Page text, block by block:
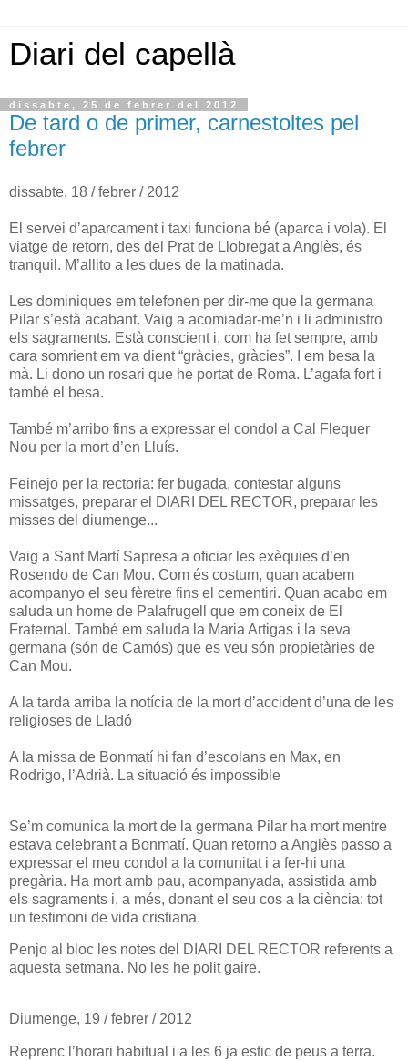
Diari del capellà
dissabte, 25 de febrer del 2012
De tard o de primer, carnestoltes pel
febrer
dissabte, 18 / febrer / 2012
El servei d’aparcament i taxi funciona bé (aparca i vola). El
viatge de retorn, des del Prat de Llobregat a Anglès, és
tranquil. M’allito a les dues de la matinada.
Les dominiques em telefonen per dir-me que la germana
Pilar s’està acabant. Vaig a acomiadar-me’n i li administro
els sagraments. Està conscient i, com ha fet sempre, amb
cara somrient em va dient “gràcies, gràcies”. I em besa la
mà. Li dono un rosari que he portat de Roma. L’agafa fort i
també el besa.
També m’arribo fins a expressar el condol a Cal Flequer
Nou per la mort d’en Lluís.
Feinejo per la rectoria: fer bugada, contestar alguns
missatges, preparar el DIARI DEL RECTOR, preparar les
misses del diumenge...
Vaig a Sant Martí Sapresa a oficiar les exèquies d’en
Rosendo de Can Mou. Com és costum, quan acabem
acompanyo el seu fèretre fins el cementiri. Quan acabo em
saluda un home de Palafrugell que em coneix de El
Fraternal. També em saluda la Maria Artigas i la seva
germana (són de Camós) que es veu són propietàries de
Can Mou.
A la tarda arriba la notícia de la mort d’accident d’una de les
religioses de Lladó
A la missa de Bonmatí hi fan d’escolans en Max, en
Rodrigo, l’Adrià. La situació és impossible
Se’m comunica la mort de la germana Pilar ha mort mentre
estava celebrant a Bonmatí. Quan retorno a Anglès passo a
expressar el meu condol a la comunitat i a fer-hi una
pregària. Ha mort amb pau, acompanyada, assistida amb
els sagraments i, a més, donant el seu cos a la ciència: tot
un testimoni de vida cristiana.
Penjo al bloc les notes del DIARI DEL RECTOR referents a
aquesta setmana. No les he polit gaire.
Diumenge, 19 / febrer / 2012
Reprenc l’horari habitual i a les 6 ja estic de peus a terra.